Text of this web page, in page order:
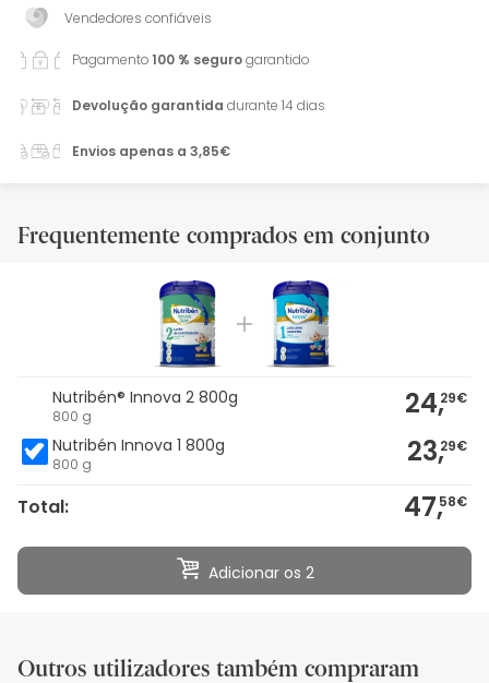
Vendedores confiáveis
Pagamento100 % segurogarantido
Devolução garantida durante 14 dias
Envios apenas a 3,85€
Frequentemente comprados em conjunto
Nutribén® Innova 2 800g
800 g 24,29€
Nutribén Innova 1 800g
800 g 23,29€
Total: 47,58€
Adicionar os 2
Outros utilizadores também compraram